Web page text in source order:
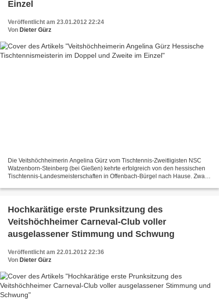
Einzel
Veröffentlicht am 23.01.2012 22:24
Von Dieter Gürz
Die Veitshöchheimerin Angelina Gürz vom Tischtennis-Zweitligisten NSC
Watzenborn-Steinberg (bei Gießen) kehrte erfolgreich von den hessischen
Tischtennis-Landesmeisterschaften in Offenbach-Bürgel nach Hause. Zwar
Hochkarätige erste Prunksitzung des
Veitshöchheimer Carneval-Club voller
ausgelassener Stimmung und Schwung
Veröffentlicht am 22.01.2012 22:36
Von Dieter Gürz